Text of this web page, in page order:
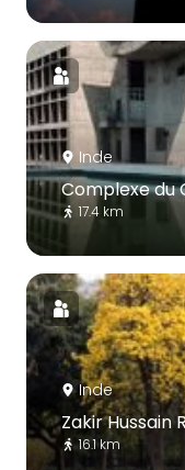
Inde
Complexe du
17.4 km
Inde
Zakir Hussain
16.1 km